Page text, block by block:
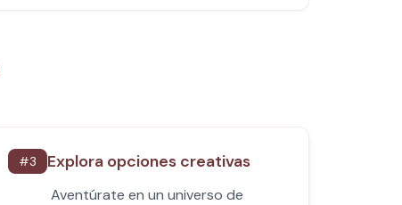
#3 Explora opciones creativas
Aventúrate en un universo de